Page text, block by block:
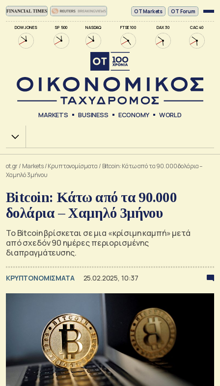
DOW JONES SP 500 NASDAQ FTSE 100 DAX 30 CAC 40
ΟΤ Markets OT Forum
MARKETS BUSINESS ECONOMY WORLD
Χ.Α.
ot.gr/ Markets/Kρυπτονομίσματα / Bitcoin: Κάτω από τα 90.000 δολάρια –
Χαμηλό 3μήνου
Bitcoin: Κάτω από τα 90.000
δολάρια – Χαμηλό 3μήνου
Το Bitcoin βρίσκεται σε μια «κρίσιμη καμπή» μετά
από σχεδόν 90 ημέρες περιορισμένης
διαπραγμάτευσης.
KΡΥΠΤΟΝΟΜΙΣΜΑΤΑ 25.02.2025, 10:37